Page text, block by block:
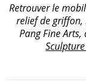
Retrouver le
relief de griffon,
Pang Fine